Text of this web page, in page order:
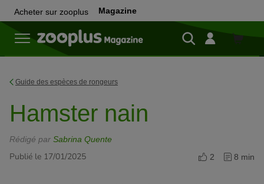
Acheter sur zooplus Magazine
Guide des espèces de rongeurs
Hamster nain
Rédigé par Sabrina Quente
Publié le 17/01/2025 2 8 min